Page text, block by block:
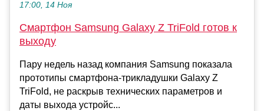
17:00, 14 Ноя
Смартфон Samsung Galaxy Z TriFold готов к
выходу
Пару недель назад компания Samsung показала
прототипы смартфона-трикладушки Galaxy Z
TriFold, не раскрыв технических параметров и
даты выхода устройс...